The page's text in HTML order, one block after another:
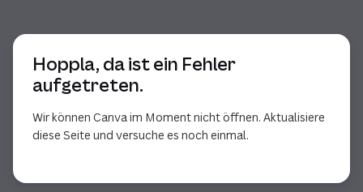
Hoppla, da ist ein Fehler
aufgetreten.
Wir können Canva im Moment nicht öffnen. Aktualisiere
diese Seite und versuche es noch einmal.